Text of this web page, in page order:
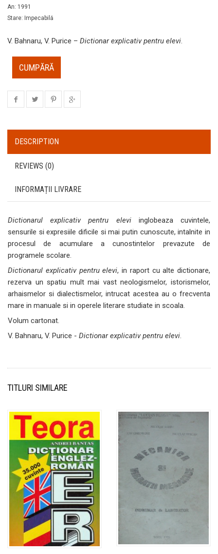
An: 1991
Stare: Impecabilă
V. Bahnaru, V. Purice – Dictionar explicativ pentru elevi.
CUMPĂRĂ
DESCRIPTION
REVIEWS (0)
INFORMAȚII LIVRARE
Dictionarul explicativ pentru eleviinglobeaza cuvintele,
sensurile si expresiile dificile si mai putin cunoscute, intalnite in
procesul de acumulare a cunostintelor prevazute de
programele scolare.
Dictionarul explicativ pentru elevi, in raport cu alte dictionare,
rezerva un spatiu mult mai vast neologismelor, istorismelor,
arhaismelor si dialectismelor, intrucat acestea au o frecventa
mare in manuale si in operele literare studiate in scoala.
Volum cartonat.
V. Bahnaru, V. Purice - Dictionar explicativ pentru elevi.
TITLURI SIMILARE